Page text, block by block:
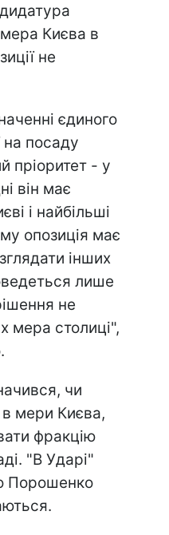
Києва в
не
єдиного
на посаду
пріоритет - у
він має
і найбільші
опозиція має
інших
лише
не
мера столиці",
чи
в мери Києва,
фракцію
"В Ударі"
Порошенко